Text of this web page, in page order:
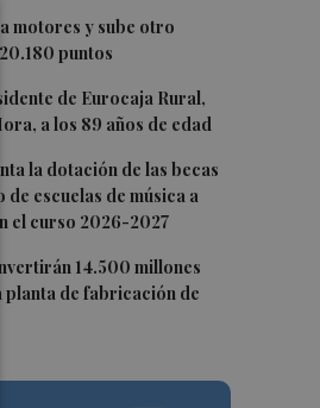
motores y sube otro
20.180 puntos
de Eurocaja Rural,
a los 89 años de edad
la dotación de las becas
de escuelas de música a
el curso 2026-2027
14.500 millones
planta de fabricación de